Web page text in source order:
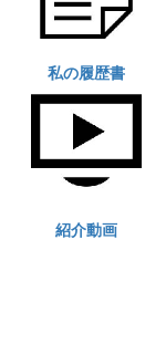
私の履歴書
紹介動画